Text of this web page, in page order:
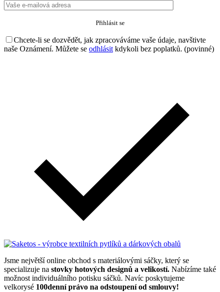
Chcete-li se dozvědět, jak zpracováváme vaše údaje, navštivte
naše Oznámení. Můžete se odhlásit kdykoli bez poplatků. (povinné)
Jsme největší online obchod s materiálovými sáčky, který se
specializuje na stovky hotových designů a velikostí. Nabízíme také
možnost individuálního potisku sáčků. Navíc poskytujeme
velkorysé 100denní právo na odstoupení od smlouvy!